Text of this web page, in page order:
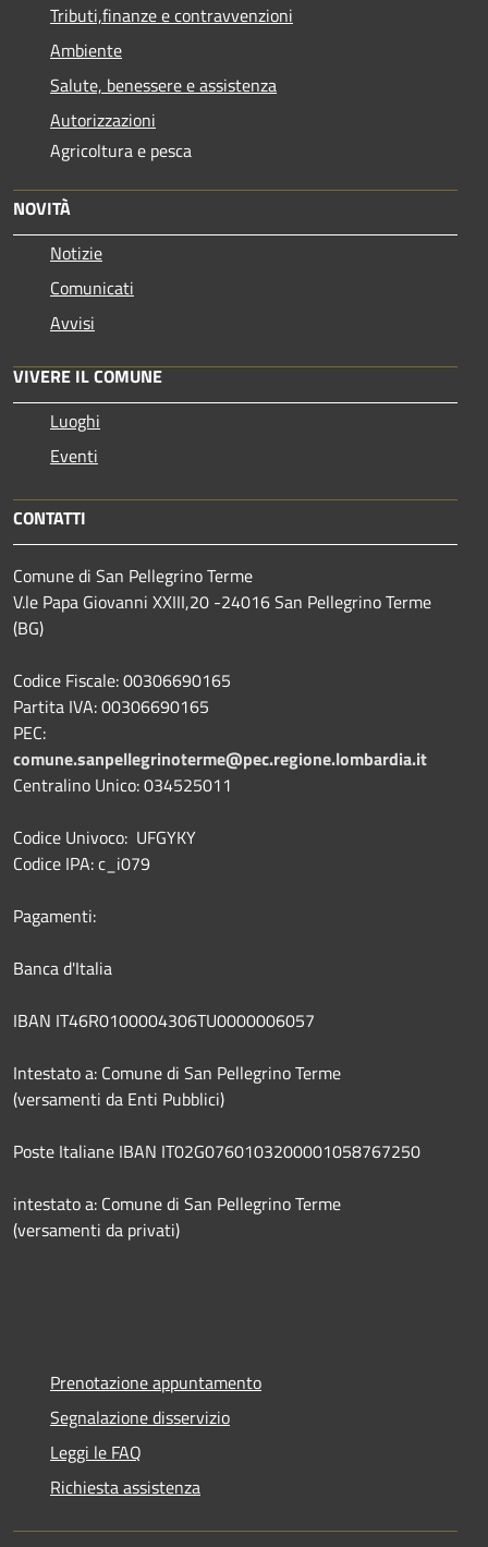
Tributi,finanze e contravvenzioni
Ambiente
Salute, benessere e assistenza
Autorizzazioni
Agricoltura e pesca
NOVITÀ
Notizie
Comunicati
Avvisi
VIVERE IL COMUNE
Luoghi
Eventi
CONTATTI
Comune di San Pellegrino Terme
V.le Papa Giovanni XXIII,20 -24016 San Pellegrino Terme
(BG)
Codice Fiscale: 00306690165
Partita IVA: 00306690165
PEC:
comune.sanpellegrinoterme@pec.regione.lombardia.it
Centralino Unico: 034525011
Codice Univoco: UFGYKY
Codice IPA: c_i079
Pagamenti:
Banca d'Italia
IBAN IT46R0100004306TU0000006057
Intestato a: Comune di San Pellegrino Terme
(versamenti da Enti Pubblici)
Poste Italiane IBAN IT02G0760103200001058767250
intestato a: Comune di San Pellegrino Terme
(versamenti da privati)
Prenotazione appuntamento
Segnalazione disservizio
Leggi le FAQ
Richiesta assistenza